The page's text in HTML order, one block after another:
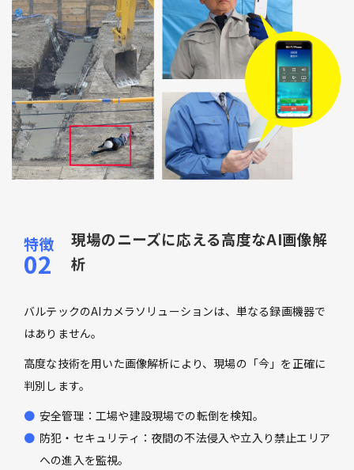
現場のニーズに応える高度なAI画像解
析
バルテックのAIカメラソリューションは、単なる録画機器で
はありません。
高度な技術を用いた画像解析により、現場の「今」を正確に
判別します。
安全管理：工場や建設現場での転倒を検知。
防犯・セキュリティ：夜間の不法侵入や立入り禁止エリア
への進入を監視。